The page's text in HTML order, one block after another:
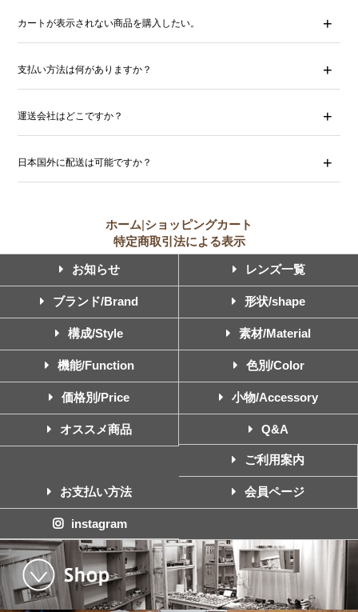
カートが表示されない商品を購入したい。
支払い方法は何がありますか？
運送会社はどこですか？
日本国外に配送は可能ですか？
ホーム|ショッピングカート
特定商取引法による表示
お知らせ レンズ一覧
ブランド/Brand 形状/shape
構成/Style 素材/Material
機能/Function 色別/Color
価格別/Price 小物/Accessory
オススメ商品 Q&A
ご利用案内
お支払い方法 会員ページ
instagram